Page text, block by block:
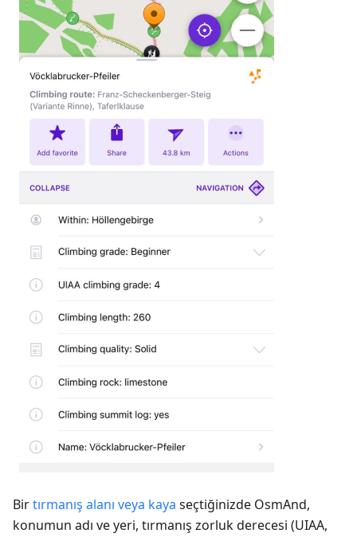
Birtırmanış alanı veya kaya seçtiğinizde OsmAnd,
konumun adı ve yeri, tırmanış zorluk derecesi (UIAA,